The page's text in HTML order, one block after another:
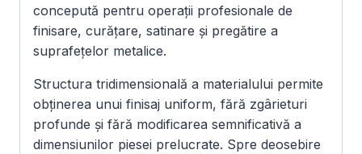
concepută pentru operații profesionale de
finisare, curățare, satinare și pregătire a
suprafețelor metalice.
Structura tridimensională a materialului permite
obținerea unui finisaj uniform, fără zgârieturi
profunde și fără modificarea semnificativă a
dimensiunilor piesei prelucrate. Spre deosebire